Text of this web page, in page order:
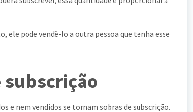
ele pode vendê-lo a outra pessoa que tenha esse
subscrição
e nem vendidos se tornam sobras de subscrição.